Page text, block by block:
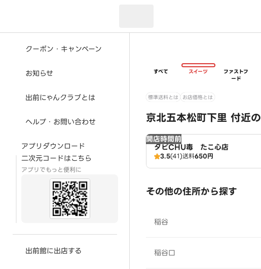
クーポン・キャンペーン
お知らせ
出前にゃんクラブとは
ヘルプ・お問い合わせ
アプリダウンロード
二次元コードはこちら
アプリでもっと便利に
出前館に出店する
すべて スイーツ
ファストフ
ード
標準送料とは お店価格とは
京北五本松町下里 付近
開店時間前
タピCHU毒 たこ心店
3.5(41)送料650円
その他の住所から探す
稲谷
稲谷口